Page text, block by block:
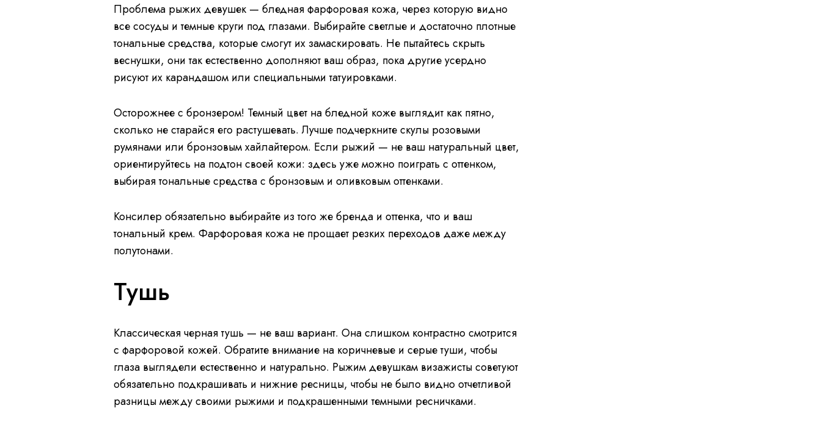
Проблема рыжих девушек — бледная фарфоровая кожа, через которую видно
все сосуды и темные круги под глазами. Выбирайте светлые и достаточно плотные
тональные средства, которые смогут их замаскировать. Не пытайтесь скрыть
веснушки, они так естественно дополняют ваш образ, пока другие усердно
рисуют их карандашом или специальными татуировками.
Осторожнее с бронзером! Темный цвет на бледной коже выглядит как пятно,
сколько не старайся его растушевать. Лучше подчеркните скулы розовыми
румянами или бронзовым хайлайтером. Если рыжий — не ваш натуральный цвет,
ориентируйтесь на подтон своей кожи: здесь уже можно поиграть с оттенком,
выбирая тональные средства с бронзовым и оливковым оттенками.
Консилер обязательно выбирайте из того же бренда и оттенка, что и ваш
тональный крем. Фарфоровая кожа не прощает резких переходов даже между
полутонами.
Тушь
Классическая черная тушь — не ваш вариант. Она слишком контрастно смотрится
с фарфоровой кожей. Обратите внимание на коричневые и серые туши, чтобы
глаза выглядели естественно и натурально. Рыжим девушкам визажисты советуют
обязательно подкрашивать и нижние ресницы, чтобы не было видно отчетливой
разницы между своими рыжими и подкрашенными темными ресничками.